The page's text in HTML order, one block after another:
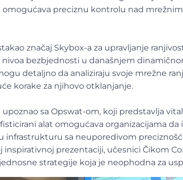
omogućava preciznu kontrolu nad
značaj Skybox-a za upravljanje
nivoa bezbjednosti u današnjem
detaljno da analiziraju svoje mrežne
korake za njihovo otklanjanje.
upoznao sa Opswat-om, koji predstavlja
alat omogućava organizacijama
infrastrukturu sa neuporedivom
inspirativnoj prezentaciji, učesnici Čikom
strategije koja je neophodna za